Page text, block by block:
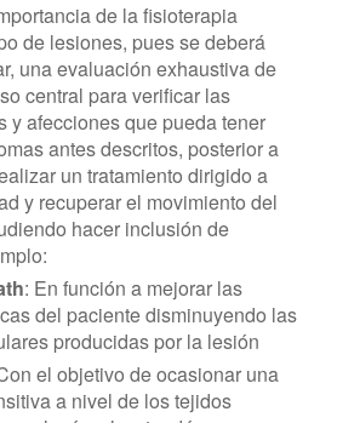
de la fisioterapia
de lesiones, pues se deberá
una evaluación exhaustiva de
central para verificar las
y afecciones que pueda tener
antes descritos, posterior a
un tratamiento dirigido a
y recuperar el movimiento del
hacer inclusión de
: En función a mejorar las
del paciente disminuyendo las
producidas por la lesión
el objetivo de ocasionar una
a nivel de los tejidos